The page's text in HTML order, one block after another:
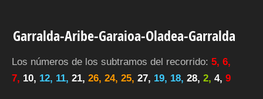
Garralda-Aribe-Garaioa-Oladea-Garralda
Los números de los subtramos del recorrido: 5, 6,
7, 10, 12, 11, 21, 26, 24, 25, 27, 19, 18, 28, 2, 4, 9